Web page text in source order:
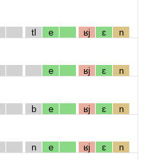
tl e ʁj ɛ n
e ʁj ɛ n
b e ʁj ɛ n
n e ʁj ɛ n